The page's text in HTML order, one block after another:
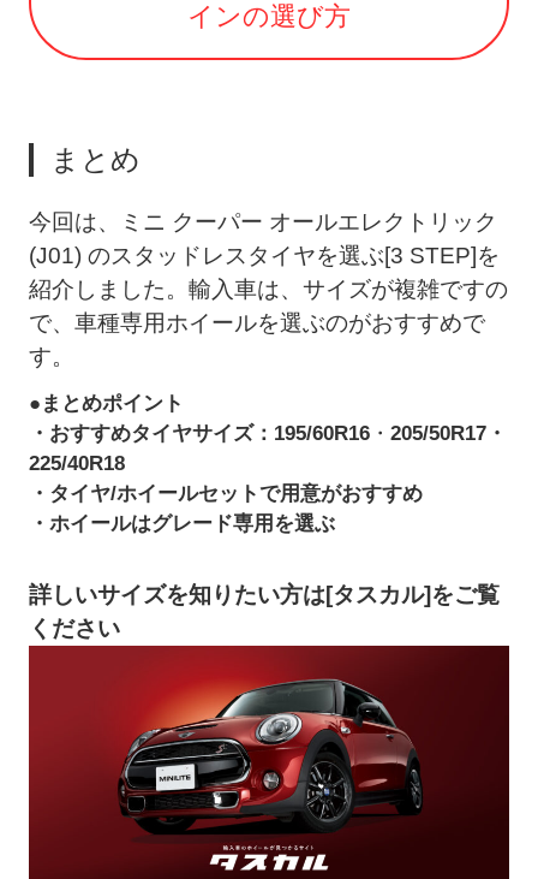
インの選び方
まとめ
今回は、ミニ クーパー オールエレクトリック
(J01) のスタッドレスタイヤを選ぶ[3 STEP]を
紹介しました。輸入車は、サイズが複雑ですの
で、車種専用ホイールを選ぶのがおすすめで
す。
●まとめポイント
・おすすめタイヤサイズ： 195/60R16・ 205/50R17・
225/40R18
・タイヤ/ホイールセットで用意がおすすめ
・ ホイールはグレード専用を選ぶ
詳しいサイズを知りたい方は[タスカル]をご覧
ください